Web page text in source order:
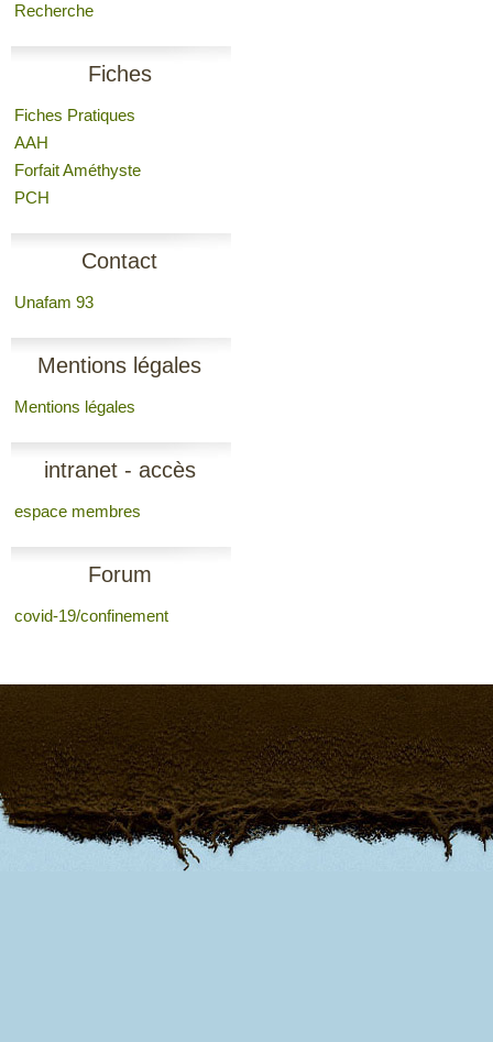
Recherche
Fiches
Fiches Pratiques
AAH
Forfait Améthyste
PCH
Contact
Unafam 93
Mentions légales
Mentions légales
intranet - accès
membres
espace membres
Forum
covid-19/confinement